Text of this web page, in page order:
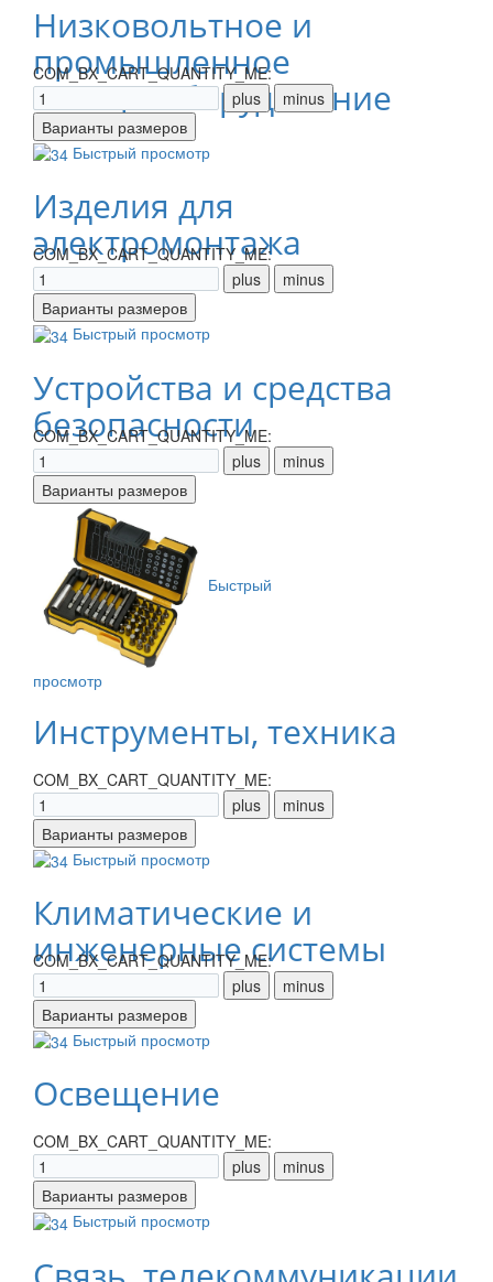
Низковольтное и
промышленное
электрооборудование
COM_BX_CART_QUANTITY_ME:
Быстрый просмотр
Изделия для
электромонтажа
COM_BX_CART_QUANTITY_ME:
Быстрый просмотр
Устройства и средства
безопасности
COM_BX_CART_QUANTITY_ME:
Быстрый
просмотр
Инструменты, техника
COM_BX_CART_QUANTITY_ME:
Быстрый просмотр
Климатические и
инженерные системы
COM_BX_CART_QUANTITY_ME:
Быстрый просмотр
Освещение
COM_BX_CART_QUANTITY_ME:
Быстрый просмотр